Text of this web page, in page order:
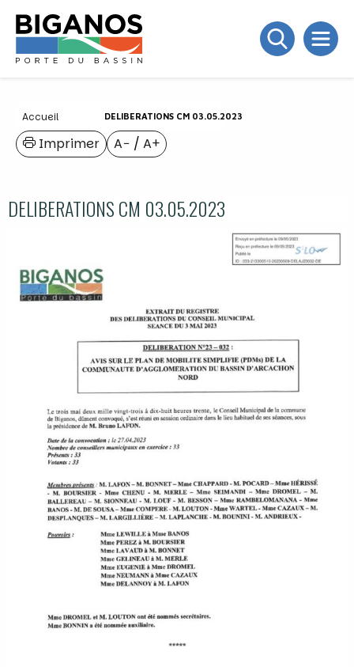
Accueil DELIBERATIONS CM 03.05.2023
A− / A+
Imprimer
DELIBERATIONS CM 03.05.2023